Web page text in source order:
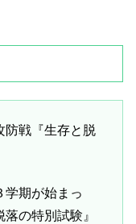
防戦『生存と脱
学期が始まっ
の特別試験』